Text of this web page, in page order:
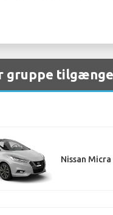
gruppe
Nissan Micra